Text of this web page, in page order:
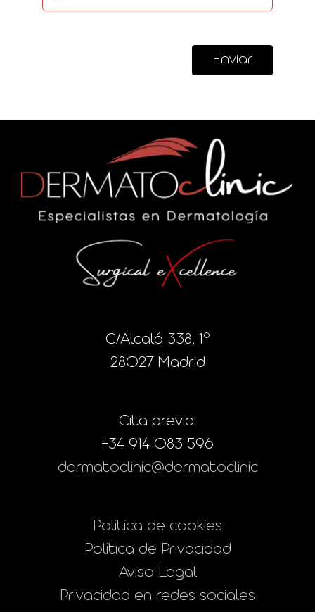
Enviar
C/Alcalá 338, 1º
28027 Madrid
Cita previa:
+34 914 083 596
dermatoclinic@dermatoclinic
Politica de cookies
Política de Privacidad
Aviso Legal
Privacidad en redes sociales